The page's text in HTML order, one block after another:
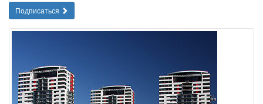
Подписаться